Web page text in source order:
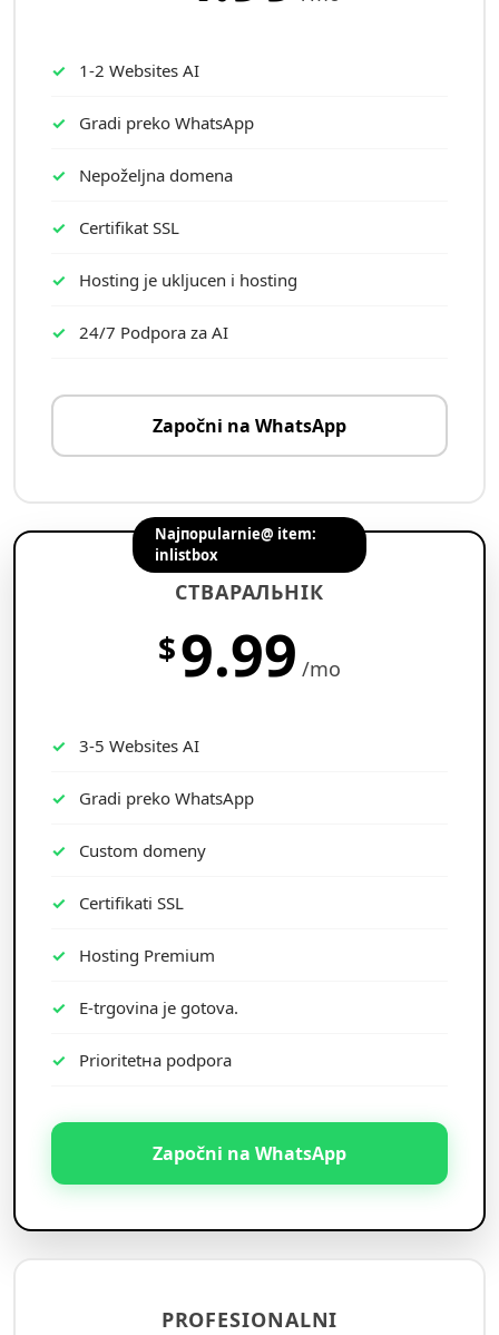
1-2 Websites AI
Gradi preko WhatsApp
Nepoželjna domena
Certifikat SSL
Hosting je ukljucen i hosting
24/7 Podpora za AI
Započni na WhatsApp
Najпоpularniе@ item:
inlistbox
СТВАРАЛЬНІК
$9.99 /mo
3-5 Websites AI
Gradi preko WhatsApp
Custom domeny
Certifikati SSL
Hosting Premium
E-trgovina je gotova.
Prioritetна podpora
Započni na WhatsApp
PROFESIONALNI